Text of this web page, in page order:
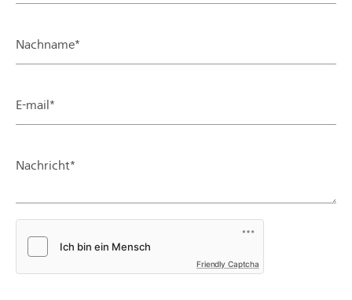
Nachname*
E-mail*
Nachricht*
Friendly Captcha